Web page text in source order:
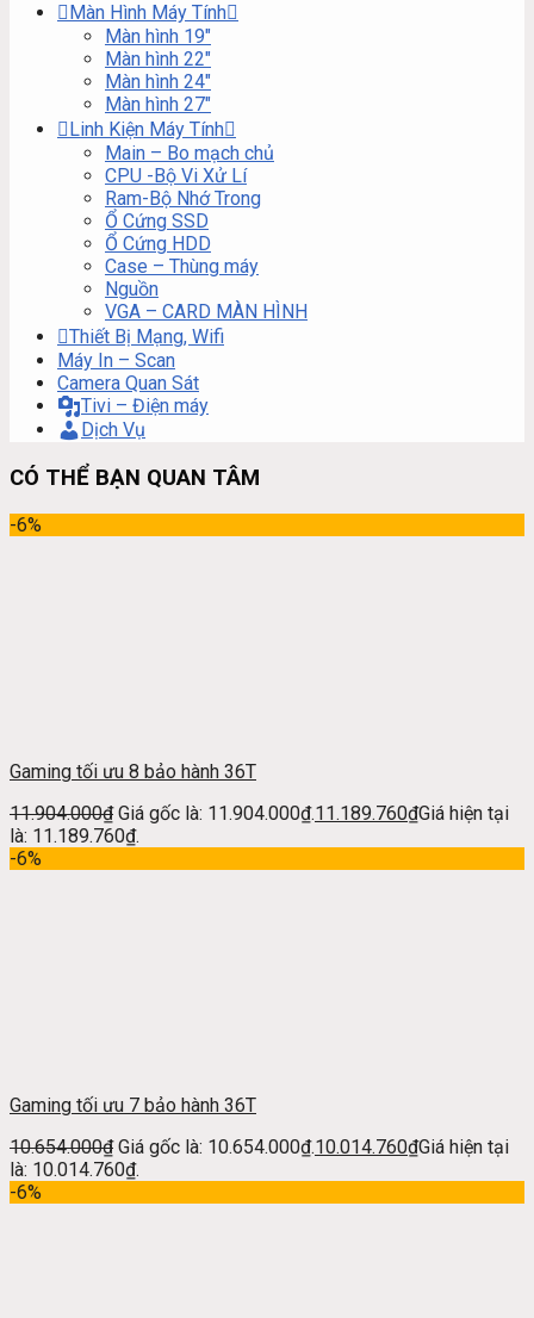
Màn Hình Máy Tính
Màn hình 19″
Màn hình 22″
Màn hình 24″
Màn hình 27″
Linh Kiện Máy Tính
Main – Bo mạch chủ
CPU -Bộ Vi Xử Lí
Ram-Bộ Nhớ Trong
Ổ Cứng SSD
Ổ Cứng HDD
Case – Thùng máy
Nguồn
VGA – CARD MÀN HÌNH
Thiết Bị Mạng, Wifi
Máy In – Scan
Camera Quan Sát
Tivi – Điện máy
Dịch Vụ
CÓ THỂ BẠN QUAN TÂM
-6%
Gaming tối ưu 8 bảo hành 36T
11.904.000₫ Giá gốc là: 11.904.000₫.11.189.760₫Giá hiện tại
là: 11.189.760₫.
-6%
Gaming tối ưu 7 bảo hành 36T
10.654.000₫ Giá gốc là: 10.654.000₫.10.014.760₫Giá hiện tại
là: 10.014.760₫.
-6%